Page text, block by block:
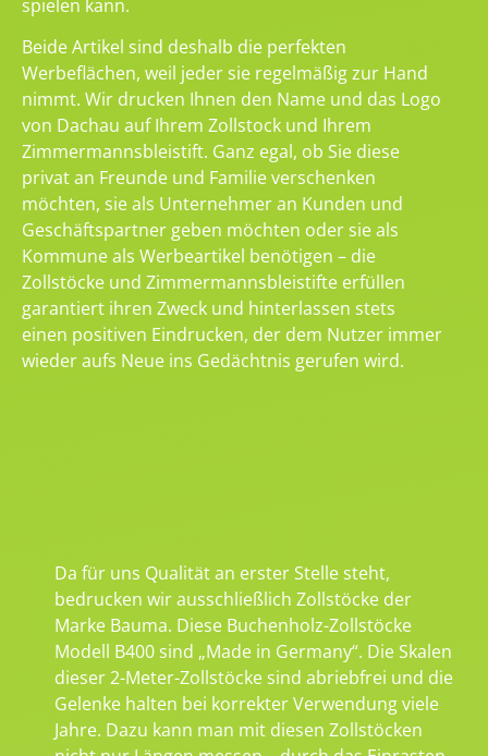
spielen kann.
Beide Artikel sind deshalb die perfekten
Werbeflächen, weil jeder sie regelmäßig zur Hand
nimmt. Wir drucken Ihnen den Name und das Logo
von Dachau auf Ihrem Zollstock und Ihrem
Zimmermannsbleistift. Ganz egal, ob Sie diese
privat an Freunde und Familie verschenken
möchten, sie als Unternehmer an Kunden und
Geschäftspartner geben möchten oder sie als
Kommune als Werbeartikel benötigen – die
Zollstöcke und Zimmermannsbleistifte erfüllen
garantiert ihren Zweck und hinterlassen stets
einen positiven Eindrucken, der dem Nutzer immer
wieder aufs Neue ins Gedächtnis gerufen wird.
Da für uns Qualität an erster Stelle steht,
bedrucken wir ausschließlich Zollstöcke der
Marke Bauma. Diese Buchenholz-Zollstöcke
Modell B400 sind „Made in Germany“. Die Skalen
dieser 2-Meter-Zollstöcke sind abriebfrei und die
Gelenke halten bei korrekter Verwendung viele
Jahre. Dazu kann man mit diesen Zollstöcken